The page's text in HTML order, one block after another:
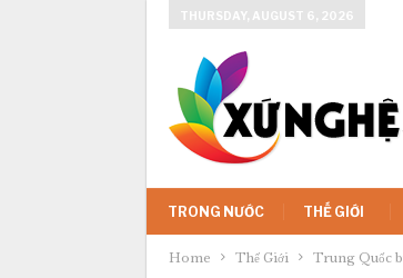
THURSDAY, AUGUST 6, 2026
TRONG NƯỚC THẾ GIỚI
Home Thế Giới Trung Quốc